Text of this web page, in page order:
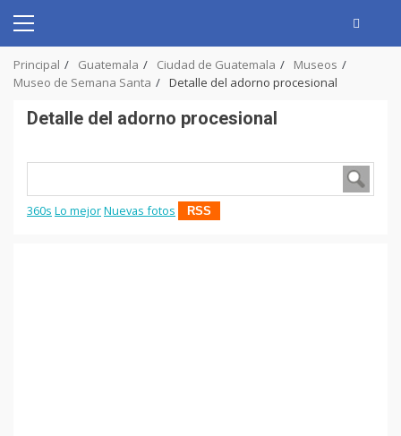
content
Primary
Principal Guatemala Ciudad de Guatemala
Museos
Museo de Semana Santa
Detalle del adorno procesional
Detalle del adorno procesional
360s Lo mejorNuevas fotos RSS